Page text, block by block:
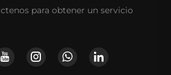
para obtener un servicio